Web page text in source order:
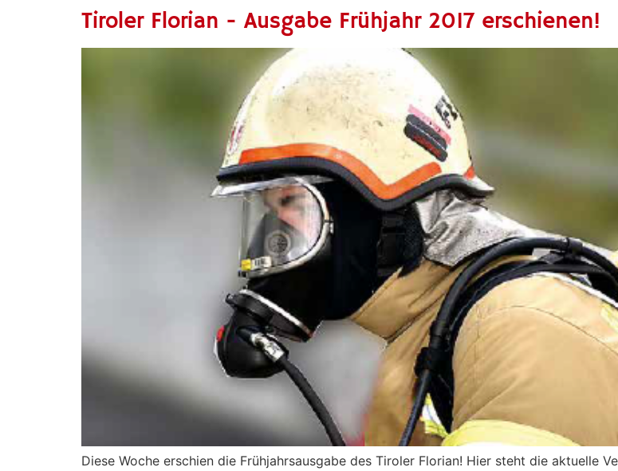
Tiroler Florian - Ausgabe Frühjahr 2017 erschienen!
Diese Woche erschien die Frühjahrsausgabe des Tiroler Florian! Hier steht die aktuelle